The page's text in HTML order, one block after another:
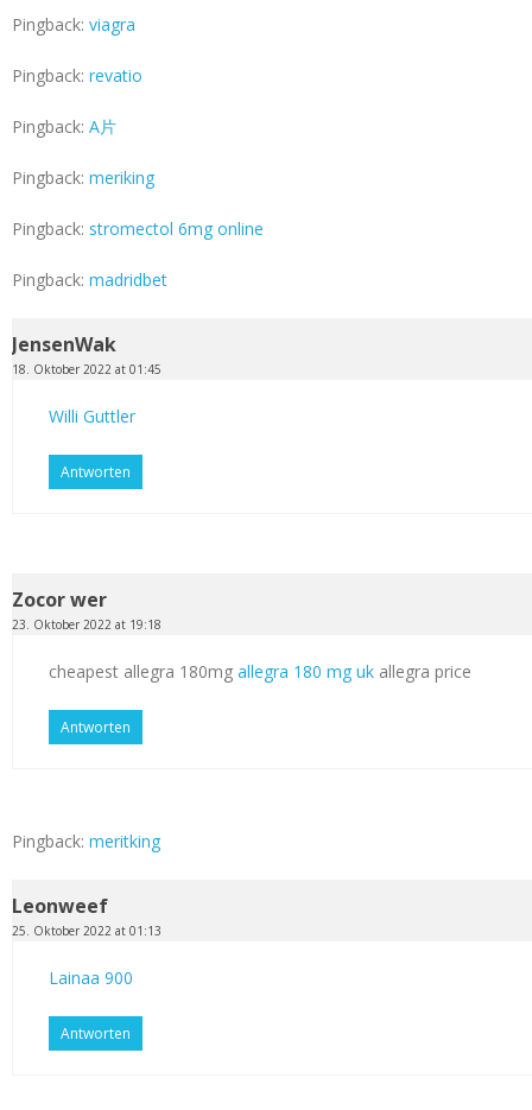
Pingback: viagra
Pingback: revatio
Pingback: A片
Pingback: meriking
Pingback: stromectol 6mg online
Pingback: madridbet
JensenWak
18. Oktober 2022 at 01:45
Willi Guttler
Antworten
Zocor wer
23. Oktober 2022 at 19:18
cheapest allegra 180mg allegra 180 mg uk allegra price
Antworten
Pingback: meritking
Leonweef
25. Oktober 2022 at 01:13
Lainaa 900
Antworten